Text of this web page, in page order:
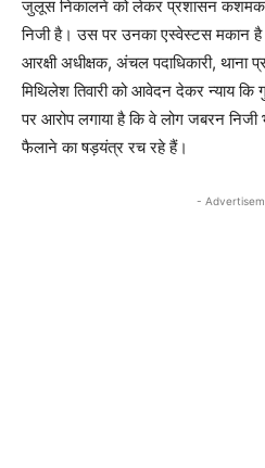
जुलूस निकालने को लेकर प्रशासन
निजी है। उस पर उनका एस्वेस्टस मकान है।
आरक्षी अधीक्षक, अंचल पदाधिकारी, थाना
मिथिलेश तिवारी को आवेदन देकर न्याय कि
पर आरोप लगाया है कि वे लोग जबरन
फैलाने का षड़यंत्र रच रहे हैं।
-